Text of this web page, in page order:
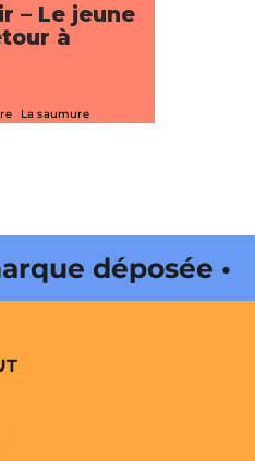
– Le jeune
à
La saumure
• Tous